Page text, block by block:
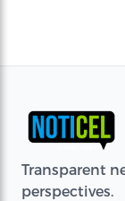
Transparent
perspectives.